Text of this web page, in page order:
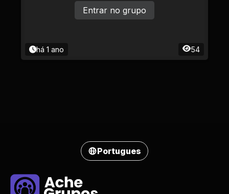
há 1 ano 54
Entrar no grupo
Portugues